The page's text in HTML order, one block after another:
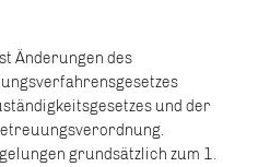
Änderungen des
und der
grundsätzlich zum 1.